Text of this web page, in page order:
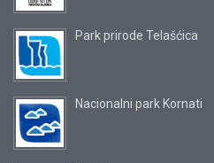
Park prirode Telašćica
Nacionalni park Kornati